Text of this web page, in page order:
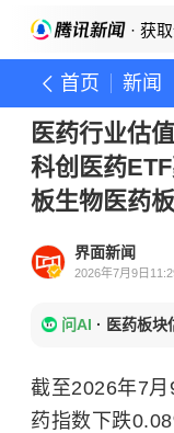
· 获
首页 新闻
医药行业估
科创医药
板生物医药
界面新闻
2026年7月9日
问AI · 医药板块
截至2026年7
药指数下跌